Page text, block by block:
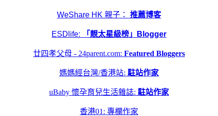
WeShare HK 親子： 推薦博客
ESDlife: 「靚太星級榜」Blogger
廿四孝父母 - 24parent.com: Featured Bloggers
媽媽經台灣/香港站: 駐站作家
uBaby 懷孕育兒生活雜誌: 駐站作家
香港01: 專欄作家